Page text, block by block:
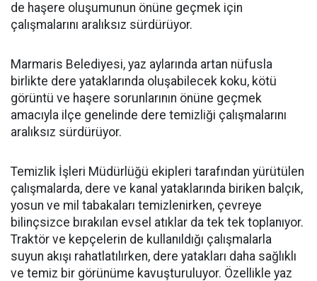
de haşere oluşumunun önüne geçmek için
çalışmalarını aralıksız sürdürüyor.
Marmaris Belediyesi, yaz aylarında artan nüfusla
birlikte dere yataklarında oluşabilecek koku, kötü
görüntü ve haşere sorunlarının önüne geçmek
amacıyla ilçe genelinde dere temizliği çalışmalarını
aralıksız sürdürüyor.
Temizlik İşleri Müdürlüğü ekipleri tarafından yürütülen
çalışmalarda, dere ve kanal yataklarında biriken balçık,
yosun ve mil tabakaları temizlenirken, çevreye
bilinçsizce bırakılan evsel atıklar da tek tek toplanıyor.
Traktör ve kepçelerin de kullanıldığı çalışmalarla
suyun akışı rahatlatılırken, dere yatakları daha sağlıklı
ve temiz bir görünüme kavuşturuluyor. Özellikle yaz